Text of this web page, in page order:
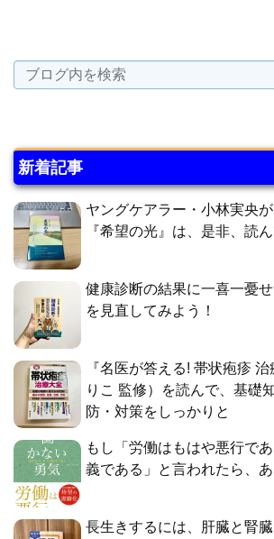
新着記事
ヤングケアラー・小林実央
『希望の光』は、是非、読
健康診断の結果に一喜一憂
を見直してみよう！
『名医が答える! 帯状疱疹
りこ 監修）を読んで、基礎
防・対策をしっかりと
もし「労働はもはや悪行で
義である」と言われたら、
長生きするには、肝臓と腎